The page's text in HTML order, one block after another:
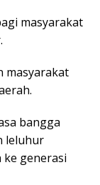
masyarakat
masyarakat
bangga
leluhur
generasi